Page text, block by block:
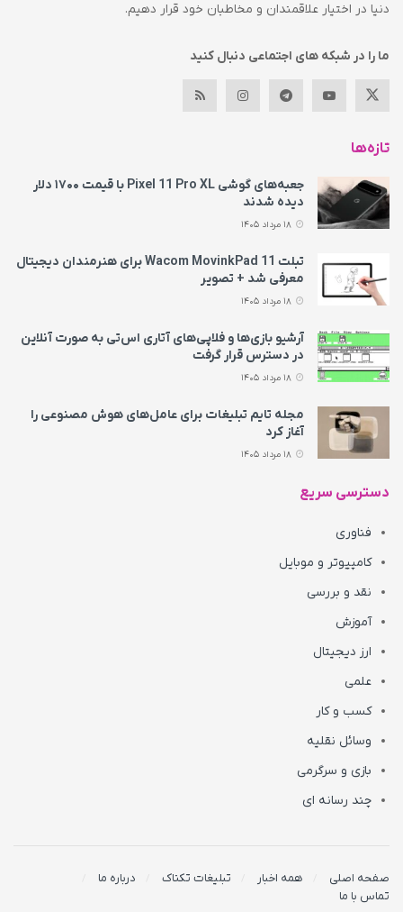
دنیا در اختیار علاقمندان و مخاطبان خود قرار دهیم.
ما را در شبکه های اجتماعی دنبال کنید
تازه‌ها
جعبه‌های گوشی Pixel 11 Pro XL با قیمت ۱۷۰۰ دلار
دیده شدند
تبلت Wacom MovinkPad 11 برای هنرمندان دیجیتال
معرفی شد + تصویر
آرشیو بازی‌ها و فلاپی‌های آتاری اس‌تی به‌ صورت آنلاین
در دسترس قرار گرفت
مجله تایم تبلیغات برای عامل‌های هوش مصنوعی را
آغاز کرد
دسترسی سریع
فناوری
کامپیوتر و موبایل
نقد و بررسی
آموزش
ارز دیجیتال
علمی
کسب و کار
وسائل نقلیه
بازی و سرگرمی
چند رسانه ای
صفحه اصلی همه اخبار تبلیغات تکناک
درباره ما
تماس با ما